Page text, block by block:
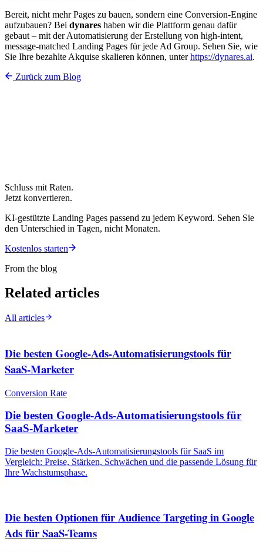
Bereit, nicht mehr Pages zu bauen, sondern eine Conversion-Engine
aufzubauen? Bei dynares haben wir die Plattform genau dafür
gebaut – mit der Automatisierung der Erstellung von high-intent,
message-matched Landing Pages für jede Ad Group. Sehen Sie, wie
Sie Ihre bezahlte Akquise skalieren können, unterhttps://dynares.ai.
Zurück zum Blog
Schluss mit Raten.
Jetzt konvertieren.
KI-gestützte Landing Pages passend zu jedem Keyword. Sehen Sie
den Unterschied in Tagen, nicht Monaten.
Kostenlos starten
From the blog
Related articles
All articles
Die besten Google-Ads-Automatisierungstools für
SaaS-Marketer
Conversion Rate
Die besten Google-Ads-Automatisierungstools für
SaaS-Marketer
Die besten Google-Ads-Automatisierungstools für SaaS im
Vergleich: Preise, Stärken, Schwächen und die passende Lösung für
Ihre Wachstumsphase.
Die besten Optionen für Audience Targeting in Google
Ads für SaaS-Teams